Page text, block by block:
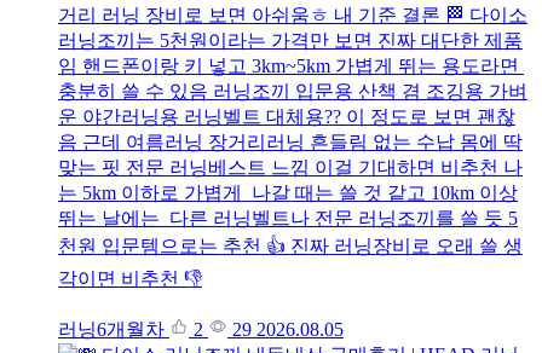
거리 러닝 장비로 보면 아쉬움ㅎ 내 기준 결론 🏁 다이소
러닝조끼는 5천원이라는 가격만 보면 진짜 대단한 제품
임 핸드폰이랑 키 넣고 3km~5km 가볍게 뛰는 용도라면
충분히 쓸 수 있음 러닝조끼 입문용 산책 겸 조깅용 가벼
운 야간러닝용 러닝벨트 대체용?? 이 정도로 보면 괜찮
음 근데 여름러닝 장거리러닝 흔들림 없는 수납 몸에 딱
맞는 핏 전문 러닝베스트 느낌 이걸 기대하면 비추천 나
는 5km 이하로 가볍게 나갈 때는 쓸 것 같고 10km 이상
뛰는 날에는 다른 러닝벨트나 전문 러닝조끼를 쓸 듯 5
천원 입문템으로는 추천 👍 진짜 러닝장비로 오래 쓸 생
각이면 비추천 👎
러닝6개월차 2 29 2026.08.05